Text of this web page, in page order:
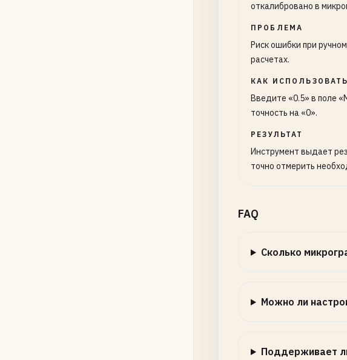
откалибровано в
ПРОБЛЕМА
Риск ошибки при
расчетах.
КАК ИСПОЛЬЗОВАТЬ
Введите «0.5» в поле
точность на «0».
РЕЗУЛЬТАТ
Инструмент выдает
точно отмерить
FAQ
Сколько
Можно ли
Поддерживает